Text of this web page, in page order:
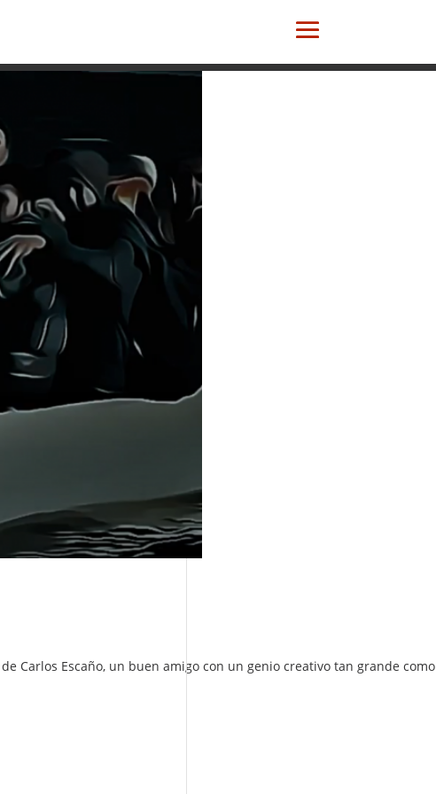
Carlos Escaño, un buen amigo con un genio creativo tan grande como